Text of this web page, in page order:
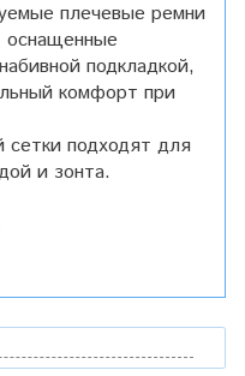
плечевые ремни
оснащенные
подкладкой,
комфорт при
сетки подходят для
и зонта.